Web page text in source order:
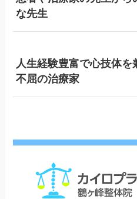
な先生
人生経験豊富で心技体
不屈の治療家